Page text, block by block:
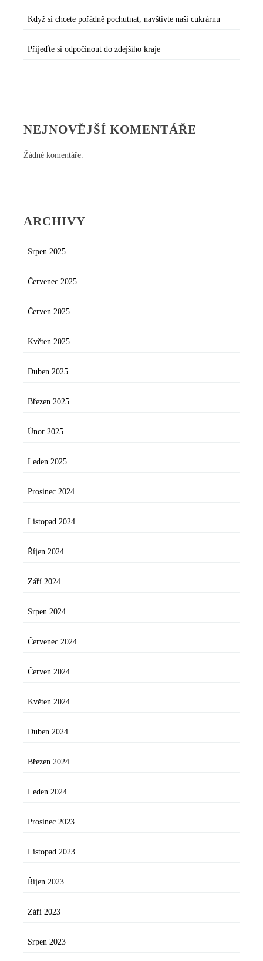
Když si chcete pořádně pochutnat, navštivte naši cukrárnu
Přijeďte si odpočinout do zdejšího kraje
NEJNOVĚJŠÍ KOMENTÁŘE
Žádné komentáře.
ARCHIVY
Srpen 2025
Červenec 2025
Červen 2025
Květen 2025
Duben 2025
Březen 2025
Únor 2025
Leden 2025
Prosinec 2024
Listopad 2024
Říjen 2024
Září 2024
Srpen 2024
Červenec 2024
Červen 2024
Květen 2024
Duben 2024
Březen 2024
Leden 2024
Prosinec 2023
Listopad 2023
Říjen 2023
Září 2023
Srpen 2023